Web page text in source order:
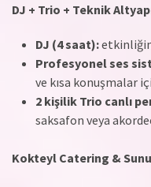
DJ + Trio + Teknik
DJ (4 saat):etkinliğin
Profesyonel ses
ve kısa konuşmalar
2 kişilik Trio canlı
saksafon veya
Kokteyl Catering &